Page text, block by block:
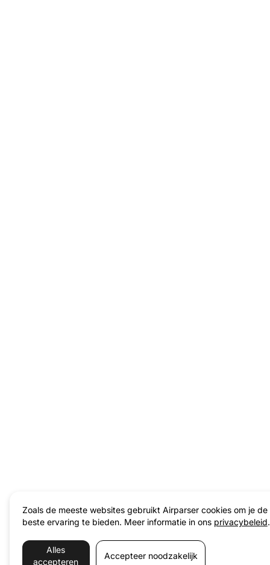
Zoals de meeste websites gebruikt Airparser cookies om je de
beste ervaring te bieden. Meer informatie in ons privacybeleid.
Alles
accepteren
Accepteer noodzakelijk